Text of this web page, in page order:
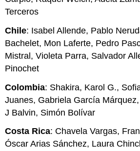
Terceros
Chile: Isabel Allende, Pablo
Bachelet, Mon Laferte, Pedro
Mistral, Violeta Parra, Salvador
Pinochet
Colombia: Shakira, Karol G.,
Juanes, Gabriela García
J Balvin, Simón Bolívar
Costa Rica: Chavela Vargas,
Óscar Arias Sánchez, Laura